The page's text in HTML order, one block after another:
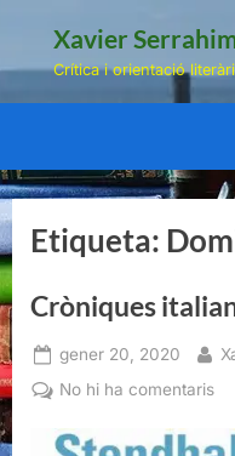
Xavier
Crítica i orientació
Etiqueta:
Cròniques
Posted
on
gener 20, 2020
No hi ha comentarisa